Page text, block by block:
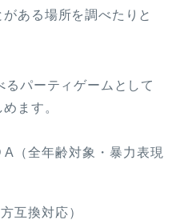
ある場所を調べたりと
パーティゲームとして
ます。
（全年齢対象・暴力表現
互換対応）